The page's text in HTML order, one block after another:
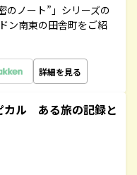
のノート”」シリーズの
ン南東の田舎町をご紹
詳細を見る
カル ある旅の記録と